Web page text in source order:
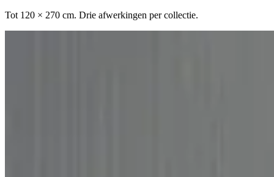
Tot 120 × 270 cm. Drie afwerkingen per collectie.